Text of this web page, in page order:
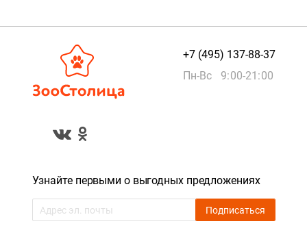
+7 (495) 137-88-37
Пн-Вс 9:00-21:00
Узнайте первыми о выгодных предложениях
Подписаться